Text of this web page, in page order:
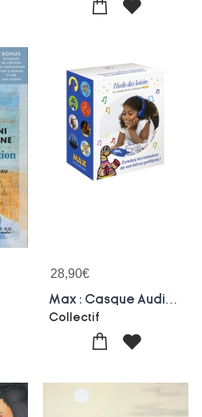
28,90€
Collectif